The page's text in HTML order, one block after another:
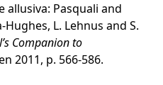
allusiva: Pasquali and
L. Lehnus and S.
Companion to
2011, p. 566-586.